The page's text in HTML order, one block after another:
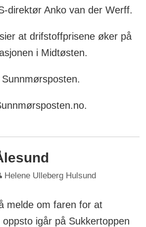
direktør Anko van der Werff.
at drifstoffprisene øker på
i Midtøsten.
Helene Ulleberg Hulsund
melde om faren for at
oppsto igår på Sukkertoppen